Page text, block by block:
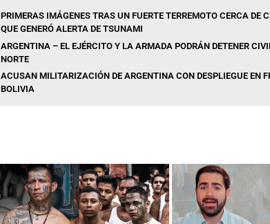
PRIMERAS IMÁGENES TRAS UN FUERTE TERREMOTO CERCA DE
QUE GENERÓ ALERTA DE TSUNAMI
ARGENTINA – EL EJÉRCITO Y LA ARMADA PODRÁN DETENER
NORTE
ACUSAN MILITARIZACIÓN DE ARGENTINA CON DESPLIEGUE EN
BOLIVIA